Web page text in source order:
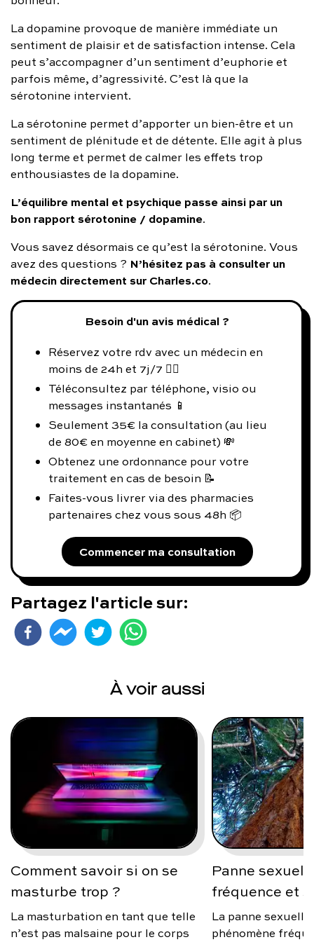
La dopamine provoque de manière immédiate un
sentiment de plaisir et de satisfaction intense. Cela
peut s’accompagner d’un sentiment d’euphorie et
parfois même, d’agressivité. C’est là que la
sérotonine intervient.
La sérotonine permet d’apporter un bien-être et un
sentiment de plénitude et de détente. Elle agit à plus
long terme et permet de calmer les effets trop
enthousiastes de la dopamine.
L’équilibre mental et psychique passe ainsi par un
bon rapport sérotonine / dopamine.
Vous savez désormais ce qu’est la sérotonine. Vous
avez des questions ? N’hésitez pas à consulter un
médecin directement sur Charles.co.
Besoin d'un avis médical ?
Réservez votre rdv avec un médecin en
moins de 24h et 7j/7 👨‍⚕️
Téléconsultez par téléphone, visio ou
messages instantanés 📱
Seulement 35€ la consultation (au lieu
de 80€ en moyenne en cabinet) 💸
Obtenez une ordonnance pour votre
traitement en cas de besoin 📝
Faites-vous livrer via des pharmacies
partenaires chez vous sous 48h 📦
Commencer ma consultation
Partagez l'article sur:
À voir aussi
Comment savoir si on se
masturbe trop ?
La masturbation en tant que telle
n’est pas malsaine pour le corps
Panne
fréquence et
La panne
phénomène